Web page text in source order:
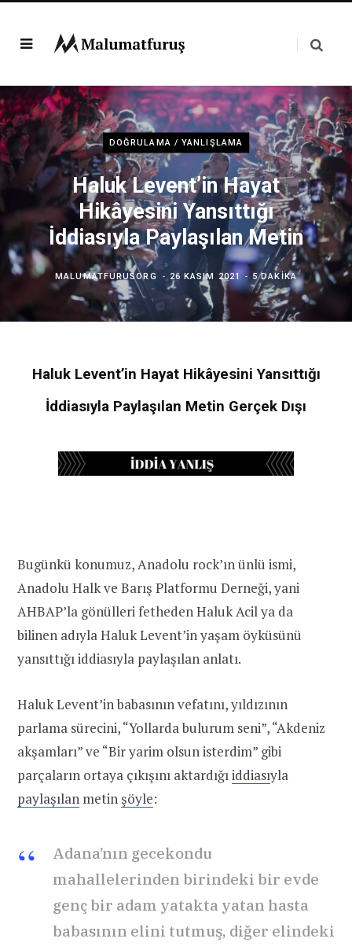
DOĞRULAMA / YANLIŞLAMA
Haluk Levent’in Hayat
Hikâyesini Yansıttığı
İddiasıyla Paylaşılan Metin
MALUMATFURUSORG 26 KASIM 2021 5 DAKIKA
Haluk Levent’in Hayat Hikâyesini Yansıttığı
İddiasıyla Paylaşılan Metin Gerçek Dışı
Bugünkü konumuz, Anadolu rock’ın ünlü ismi,
Anadolu Halk ve Barış Platformu Derneği, yani
AHBAP’la gönülleri fetheden Haluk Acil ya da
bilinen adıyla Haluk Levent’in yaşam öyküsünü
yansıttığı iddiasıyla paylaşılan anlatı.
Haluk Levent’in babasının vefatını, yıldızının
parlama sürecini, “Yollarda bulurum seni”, “Akdeniz
akşamları” ve “Bir yarim olsun isterdim” gibi
parçaların ortaya çıkışını aktardığıiddiasıyla
paylaşılan metinşöyle:
Adana’nın gecekondu
mahallelerinden birindeki bir evde
genç bir adam yatakta yatan hasta
babasının elini tutmuş, diğer elindeki